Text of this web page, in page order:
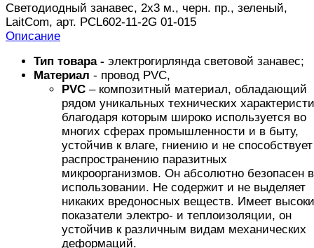
Светодиодный занавес, 2х3 м., черн. пр., зеленый,
LaitCom, арт. PCL602-11-2G 01-015
Описание
Тип товара - электрогирлянда световой занавес;
Материал - провод PVC,
PVC – композитный материал, обладающий
рядом уникальных технических
благодаря которым широко используется во
многих сферах промышленности и в быту,
устойчив к влаге, гниению и не способствует
распространению паразитных
микроорганизмов. Он абсолютно безопасен в
использовании. Не содержит и не выделяет
никаких вредоносных веществ. Имеет
показатели электро- и теплоизоляции, он
устойчив к различным видам механических
деформаций.